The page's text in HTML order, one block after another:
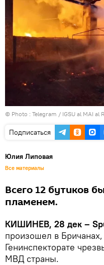
© Photo : Telegram / IGSU al MAI al
Подписаться
Юлия Липовая
Все материалы
Всего 12 бутиков
пламенем.
КИШИНЕВ, 28 дек –
произошел в
Генинспекторате
МВД страны.